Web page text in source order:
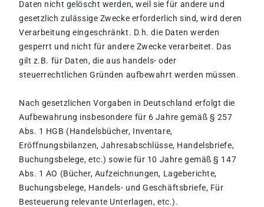
Daten nicht gelöscht werden, weil sie für andere und
gesetzlich zulässige Zwecke erforderlich sind, wird deren
Verarbeitung eingeschränkt. D.h. die Daten werden
gesperrt und nicht für andere Zwecke verarbeitet. Das
gilt z.B. für Daten, die aus handels- oder
steuerrechtlichen Gründen aufbewahrt werden müssen.
Nach gesetzlichen Vorgaben in Deutschland erfolgt die
Aufbewahrung insbesondere für 6 Jahre gemäß § 257
Abs. 1 HGB (Handelsbücher, Inventare,
Eröffnungsbilanzen, Jahresabschlüsse, Handelsbriefe,
Buchungsbelege, etc.) sowie für 10 Jahre gemäß § 147
Abs. 1 AO (Bücher, Aufzeichnungen, Lageberichte,
Buchungsbelege, Handels- und Geschäftsbriefe, Für
Besteuerung relevante Unterlagen, etc.).